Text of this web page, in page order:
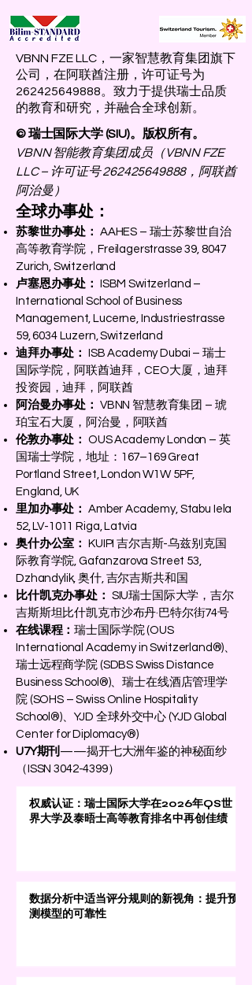
VBNN FZE LLC，一家智慧教育集团旗下
公司，在阿联酋注册，许可证号为
262425649888。致力于提供瑞士品质
的教育和研究，并融合全球创新。
© 瑞士国际大学 (SIU)。版权所有。
VBNN 智能教育集团成员（VBNN FZE
LLC – 许可证号262425649888，阿联酋
阿治曼）
全球办事处：
苏黎世办事处： AAHES – 瑞士苏黎世自治
高等教育学院，Freilagerstrasse 39, 8047
Zurich, Switzerland
卢塞恩办事处：
ISBM Switzerland –
International School of Business
Management, Lucerne, Industriestrasse
59, 6034 Luzern, Switzerland
迪拜办事处：
ISB Academy Dubai – 瑞士
国际学院，阿联酋迪拜，CEO大厦，迪拜
投资园，迪拜，阿联酋
阿治曼办事处： VBNN 智慧教育集团 – 琥
珀宝石大厦，阿治曼，阿联酋
伦敦办事处： OUS Academy London – 英
国瑞士学院，地址：167–169 Great
Portland Street, London W1W 5PF,
England, UK
里加办事处： Amber Academy, Stabu Iela
52, LV-1011 Riga, Latvia
奥什办公室：
KUIPI 吉尔吉斯-乌兹别克国
际教育学院, Gafanzarova Street 53,
Dzhandylik, 奥什, 吉尔吉斯共和国
比什凯克办事处： SIU瑞士国际大学，吉尔
吉斯斯坦比什凯克市沙布丹·巴特尔街74号
在线课程：瑞士国际学院 (OUS
International Academy in Switzerland®)、
瑞士远程商学院 (SDBS Swiss Distance
Business School®)、瑞士在线酒店管理学
院 (SOHS – Swiss Online Hospitality
School®)、YJD 全球外交中心 (YJD Global
Center for Diplomacy®)
U7Y期刊 ——揭开七大洲年鉴的神秘面纱
（ISSN3042-4399）
权威认证：瑞士国际大学在2026年QS世
界大学及泰晤士高等教育排名中再创佳绩
数据分析中适当评分规则的新视角：提升预
测模型的可靠性